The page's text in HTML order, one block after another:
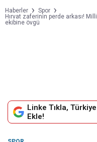
Haberler
Spor
Hırvat zaferinin perde arkası!
ekibine övgü
Linke Tıkla,
Ekle!